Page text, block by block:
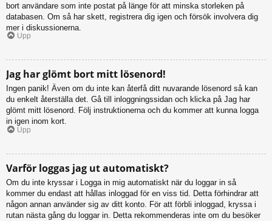
bort användare som inte postat på länge för att minska storleken på
databasen. Om så har skett, registrera dig igen och försök involvera dig
mer i diskussionerna.
Upp
Jag har glömt bort mitt lösenord!
Ingen panik! Även om du inte kan återfå ditt nuvarande lösenord så kan
du enkelt återställa det. Gå till inloggningssidan och klicka på Jag har
glömt mitt lösenord. Följ instruktionerna och du kommer att kunna logga
in igen inom kort.
Upp
Varför loggas jag ut automatiskt?
Om du inte kryssar i Logga in mig automatiskt när du loggar in så
kommer du endast att hållas inloggad för en viss tid. Detta förhindrar att
någon annan använder sig av ditt konto. För att förbli inloggad, kryssa i
rutan nästa gång du loggar in. Detta rekommenderas inte om du besöker